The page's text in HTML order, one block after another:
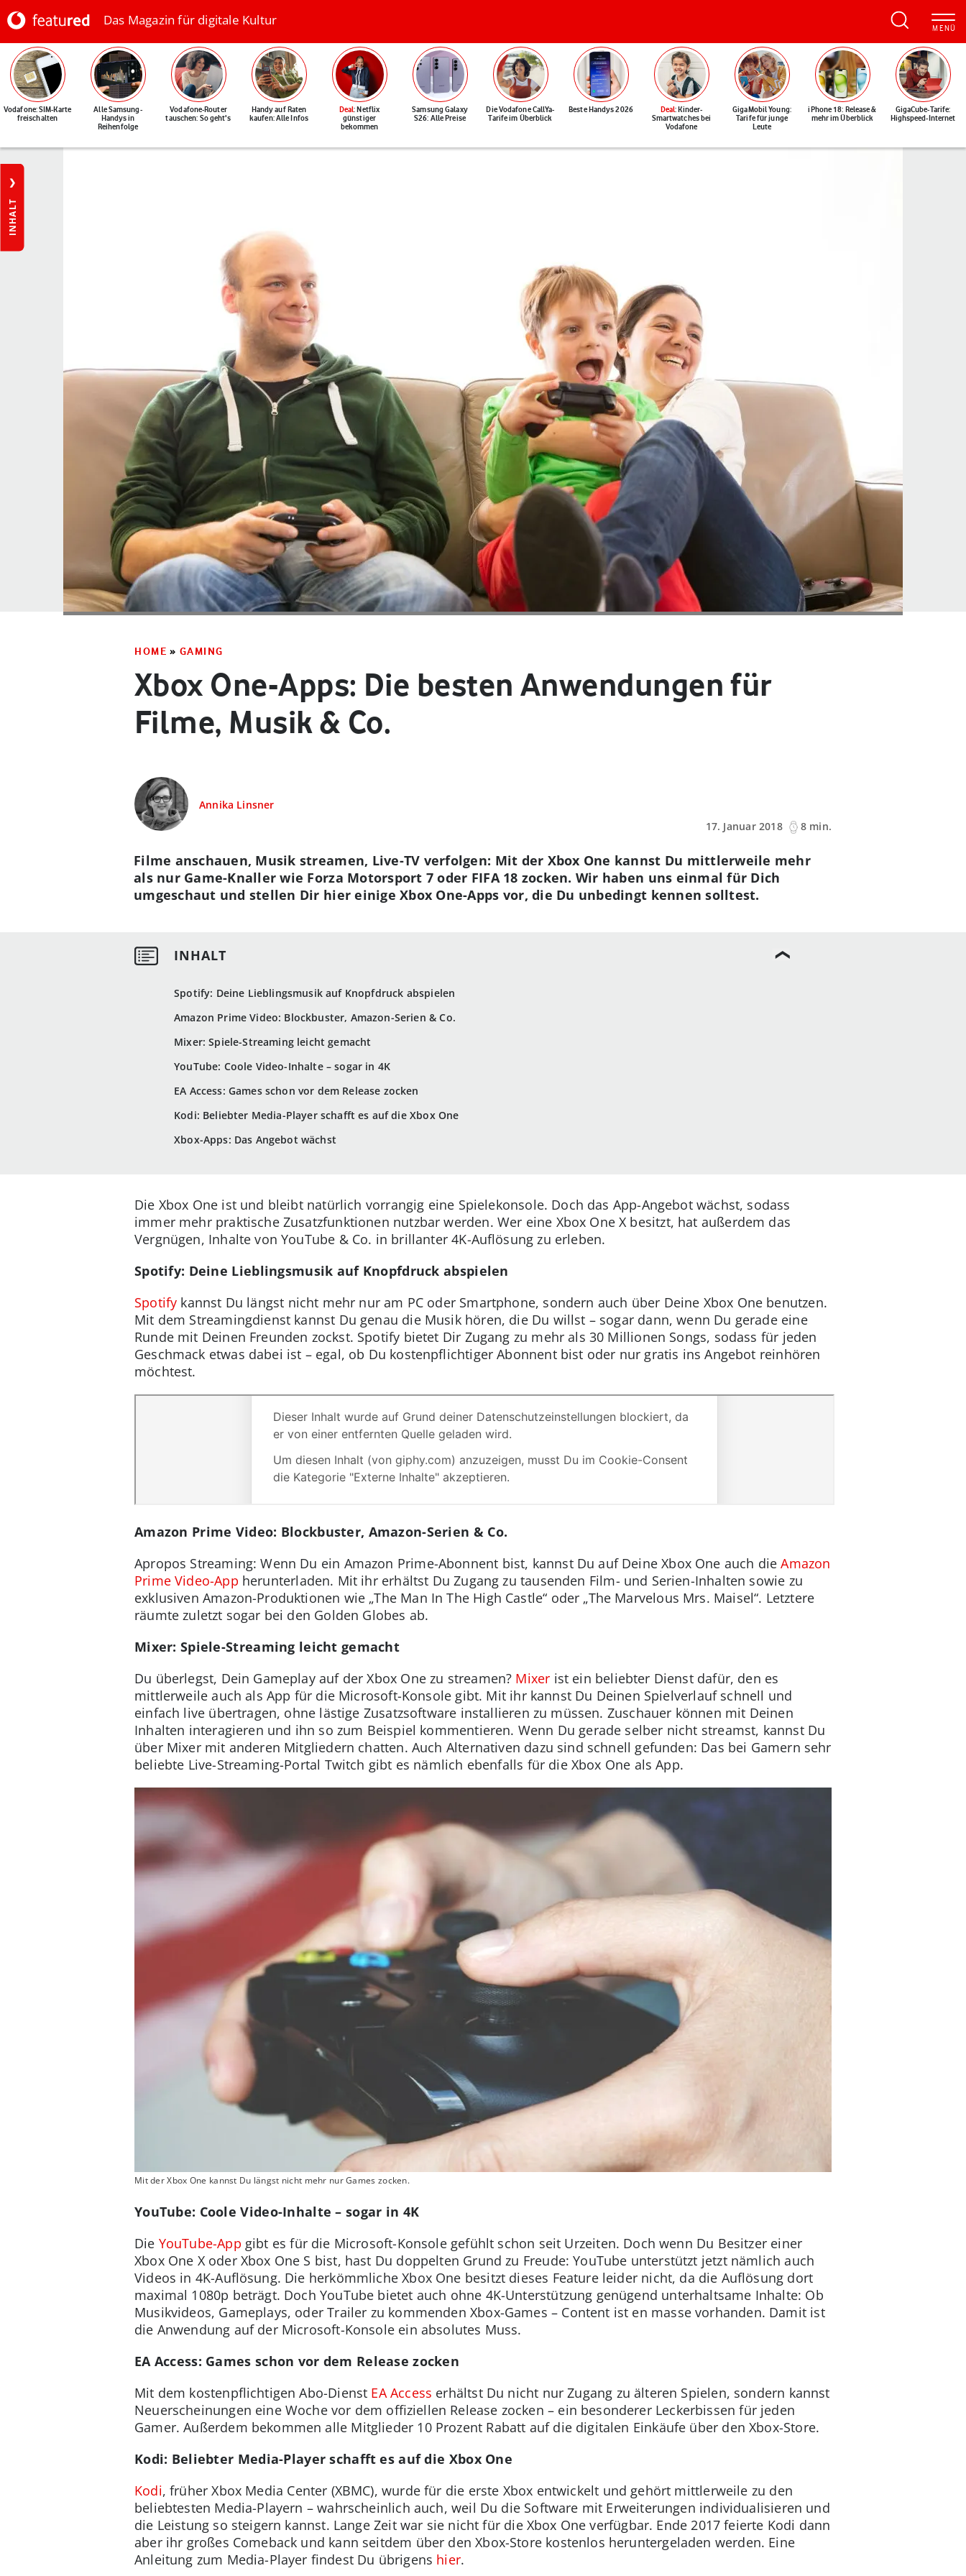
Das Magazin für digitale Kultur
Vodafone: SIM-Karte
freischalten
Alle Samsung-
Handys in
Reihenfolge
Vodafone-Router
tauschen: So geht's
Handy auf Raten
kaufen: Alle Infos
Deal: Netflix
günstiger
bekommen
Samsung Galaxy
S26: Alle Preise
Die Vodafone CallYa-
Tarife im Überblick
Beste Handys 2026 Deal: Kinder-
Smartwatches bei
Vodafone
GigaMobil Young:
Tarife für junge
Leute
iPhone 18: Release &
mehr im Überblick
GigaCube-Tarife:
Highspeed-Internet
INHALT
HOME » GAMING
Xbox One-Apps: Die besten Anwendungen für
Filme, Musik & Co.
Annika Linsner
17. Januar 2018
8 min.
Spotify: Deine Lieblingsmusik auf Knopfdruck abspielen
Amazon Prime Video: Blockbuster, Amazon-Serien & Co.
Mixer: Spiele-Streaming leicht gemacht
YouTube: Coole Video-Inhalte – sogar in 4K
EA Access: Games schon vor dem Release zocken
Kodi: Beliebter Media-Player schafft es auf die Xbox One
Xbox-Apps: Das Angebot wächst
Filme anschauen, Musik streamen, Live-TV verfolgen: Mit der Xbox One kannst Du mittlerweile mehr
als nur Game-Knaller wie Forza Motorsport 7 oder FIFA 18 zocken. Wir haben uns einmal für Dich
umgeschaut und stellen Dir hier einige Xbox One-Apps vor, die Du unbedingt kennen solltest.
Die Xbox One ist und bleibt natürlich vorrangig eine Spielekonsole. Doch das App-Angebot wächst, sodass
immer mehr praktische Zusatzfunktionen nutzbar werden. Wer eine Xbox One X besitzt, hat außerdem das
Vergnügen, Inhalte von YouTube & Co. in brillanter 4K-Auflösung zu erleben.
Spotify: Deine Lieblingsmusik auf Knopfdruck abspielen
Spotify kannst Du längst nicht mehr nur am PC oder Smartphone, sondern auch über Deine Xbox One benutzen.
Mit dem Streamingdienst kannst Du genau die Musik hören, die Du willst – sogar dann, wenn Du gerade eine
Runde mit Deinen Freunden zockst. Spotify bietet Dir Zugang zu mehr als 30 Millionen Songs, sodass für jeden
Geschmack etwas dabei ist – egal, ob Du kostenpflichtiger Abonnent bist oder nur gratis ins Angebot reinhören
möchtest.
Amazon Prime Video: Blockbuster, Amazon-Serien & Co.
Apropos Streaming: Wenn Du ein Amazon Prime-Abonnent bist, kannst Du auf Deine Xbox One auch dieAmazon
Prime Video-App herunterladen. Mit ihr erhältst Du Zugang zu tausenden Film- und Serien-Inhalten sowie zu
exklusiven Amazon-Produktionen wie „The Man In The High Castle“ oder „The Marvelous Mrs. Maisel“. Letztere
räumte zuletzt sogar bei den Golden Globes ab.
Mixer: Spiele-Streaming leicht gemacht
Du überlegst, Dein Gameplay auf der Xbox One zu streamen? Mixer ist ein beliebter Dienst dafür, den es
mittlerweile auch als App für die Microsoft-Konsole gibt. Mit ihr kannst Du Deinen Spielverlauf schnell und
einfach live übertragen, ohne lästige Zusatzsoftware installieren zu müssen. Zuschauer können mit Deinen
Inhalten interagieren und ihn so zum Beispiel kommentieren. Wenn Du gerade selber nicht streamst, kannst Du
über Mixer mit anderen Mitgliedern chatten. Auch Alternativen dazu sind schnell gefunden: Das bei Gamern sehr
beliebte Live-Streaming-Portal Twitch gibt es nämlich ebenfalls für die Xbox One als App.
Mit der Xbox One kannst Du längst nicht mehr nur Games zocken.
YouTube: Coole Video-Inhalte – sogar in 4K
Die YouTube-App gibt es für die Microsoft-Konsole gefühlt schon seit Urzeiten. Doch wenn Du Besitzer einer
Xbox One X oder Xbox One S bist, hast Du doppelten Grund zu Freude: YouTube unterstützt jetzt nämlich auch
Videos in 4K-Auflösung. Die herkömmliche Xbox One besitzt dieses Feature leider nicht, da die Auflösung dort
maximal 1080p beträgt. Doch YouTube bietet auch ohne 4K-Unterstützung genügend unterhaltsame Inhalte: Ob
Musikvideos, Gameplays, oder Trailer zu kommenden Xbox-Games – Content ist en masse vorhanden. Damit ist
die Anwendung auf der Microsoft-Konsole ein absolutes Muss.
EA Access: Games schon vor dem Release zocken
Mit dem kostenpflichtigen Abo-Dienst EA Access erhältst Du nicht nur Zugang zu älteren Spielen, sondern kannst
Neuerscheinungen eine Woche vor dem offiziellen Release zocken – ein besonderer Leckerbissen für jeden
Gamer. Außerdem bekommen alle Mitglieder 10 Prozent Rabatt auf die digitalen Einkäufe über den Xbox-Store.
Kodi: Beliebter Media-Player schafft es auf die Xbox One
Kodi, früher Xbox Media Center (XBMC), wurde für die erste Xbox entwickelt und gehört mittlerweile zu den
beliebtesten Media-Playern – wahrscheinlich auch, weil Du die Software mit Erweiterungen individualisieren und
die Leistung so steigern kannst. Lange Zeit war sie nicht für die Xbox One verfügbar. Ende 2017 feierte Kodi dann
aber ihr großes Comeback und kann seitdem über den Xbox-Store kostenlos heruntergeladen werden. Eine
Anleitung zum Media-Player findest Du übrigens hier.